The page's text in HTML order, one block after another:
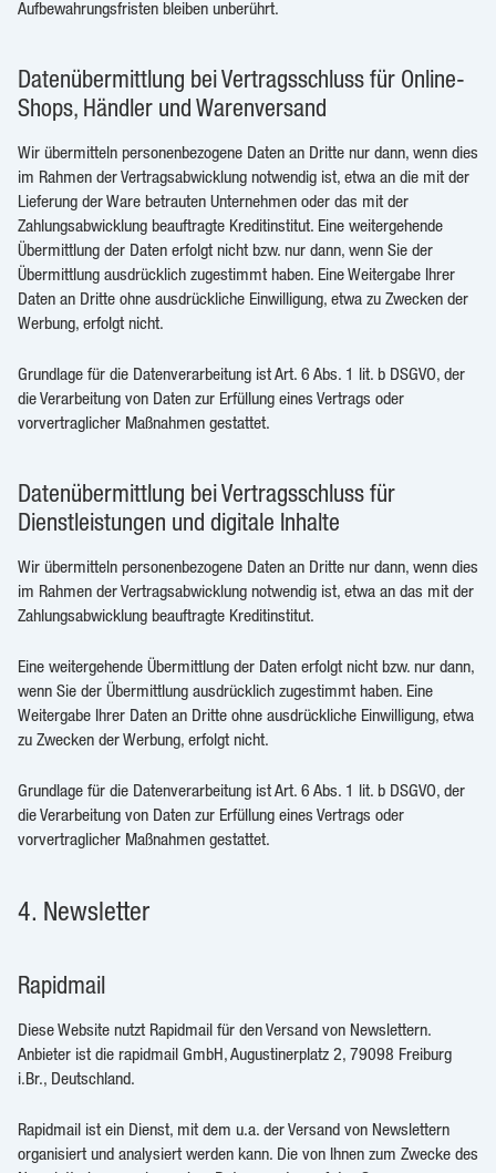
Aufbewahrungsfristen bleiben unberührt.
Datenübermittlung bei Vertragsschluss für Online-
Shops, Händler und Warenversand
Wir übermitteln personenbezogene Daten an Dritte nur dann, wenn dies
im Rahmen der Vertragsabwicklung notwendig ist, etwa an die mit der
Lieferung der Ware betrauten Unternehmen oder das mit der
Zahlungsabwicklung beauftragte Kreditinstitut. Eine weitergehende
Übermittlung der Daten erfolgt nicht bzw. nur dann, wenn Sie der
Übermittlung ausdrücklich zugestimmt haben. Eine Weitergabe Ihrer
Daten an Dritte ohne ausdrückliche Einwilligung, etwa zu Zwecken der
Werbung, erfolgt nicht.
Grundlage für die Datenverarbeitung ist Art. 6 Abs. 1 lit. b DSGVO, der
die Verarbeitung von Daten zur Erfüllung eines Vertrags oder
vorvertraglicher Maßnahmen gestattet.
Datenübermittlung bei Vertragsschluss für
Dienstleistungen und digitale Inhalte
Wir übermitteln personenbezogene Daten an Dritte nur dann, wenn dies
im Rahmen der Vertragsabwicklung notwendig ist, etwa an das mit der
Zahlungsabwicklung beauftragte Kreditinstitut.
Eine weitergehende Übermittlung der Daten erfolgt nicht bzw. nur dann,
wenn Sie der Übermittlung ausdrücklich zugestimmt haben. Eine
Weitergabe Ihrer Daten an Dritte ohne ausdrückliche Einwilligung, etwa
zu Zwecken der Werbung, erfolgt nicht.
Grundlage für die Datenverarbeitung ist Art. 6 Abs. 1 lit. b DSGVO, der
die Verarbeitung von Daten zur Erfüllung eines Vertrags oder
vorvertraglicher Maßnahmen gestattet.
4. Newsletter
Rapidmail
Diese Website nutzt Rapidmail für den Versand von Newslettern.
Anbieter ist die rapidmail GmbH, Augustinerplatz 2, 79098 Freiburg
i.Br., Deutschland.
Rapidmail ist ein Dienst, mit dem u.a. der Versand von Newslettern
organisiert und analysiert werden kann. Die von Ihnen zum Zwecke des